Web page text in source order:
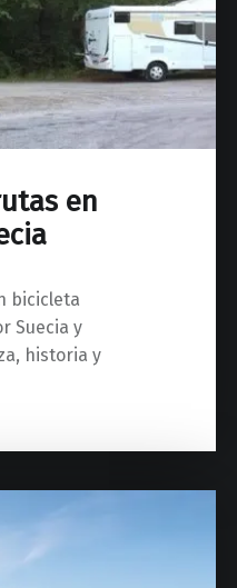
en
bicicleta
Suecia y
historia y